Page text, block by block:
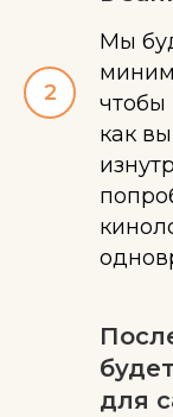
Мы
чтобы
как
для